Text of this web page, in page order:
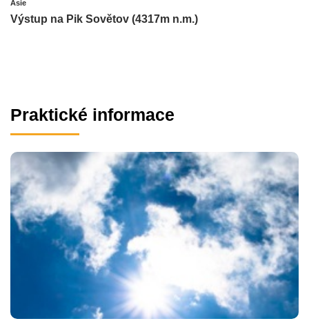
Asie
Výstup na Pik Sovětov (4317m n.m.)
Praktické informace